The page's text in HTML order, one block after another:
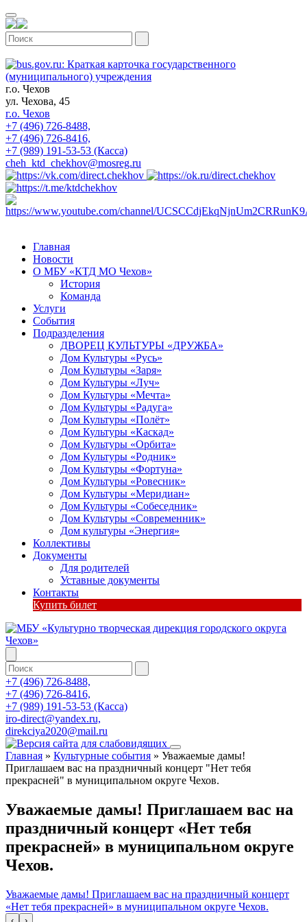
г.о. Чехов
ул. Чехова, 45
г.о. Чехов
+7 (496) 726-8488,
+7 (496) 726-8416,
+7 (989) 191-53-53 (Касса)
cheh_ktd_chekhov@mosreg.ru
Главная
Новости
О МБУ «КТД МО Чехов»
История
Команда
Услуги
События
Подразделения
ДВОРЕЦ КУЛЬТУРЫ «ДРУЖБА»
Дом Культуры «Русь»
Дом Культуры «Заря»
Дом Культуры «Луч»
Дом Культуры «Мечта»
Дом Культуры «Радуга»
Дом Культуры «Полёт»
Дом Культуры «Каскад»
Дом Культуры «Орбита»
Дом Культуры «Родник»
Дом Культуры «Фортуна»
Дом Культуры «Ровесник»
Дом Культуры «Меридиан»
Дом Культуры «Собеседник»
Дом Культуры «Современник»
Дом культуры «Энергия»
Коллективы
Документы
Для родителей
Уставные документы
Контакты
Купить билет
+7 (496) 726-8488,
+7 (496) 726-8416,
+7 (989) 191-53-53 (Касса)
iro-direct@yandex.ru,
direkciya2020@mail.ru
Главная » Культурные события » Уважаемые дамы!
Приглашаем вас на праздничный концерт "Нет тебя
прекрасней" в муниципальном округе Чехов.
Уважаемые дамы! Приглашаем вас на
праздничный концерт «Нет тебя
прекрасней» в муниципальном округе
Чехов.
Уважаемые дамы! Приглашаем вас на праздничный концерт
«Нет тебя прекрасней» в муниципальном округе Чехов.